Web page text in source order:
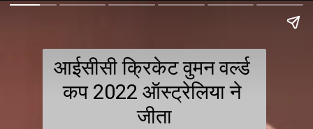
आईसीसी क्रिकेट वुमन वर्ल्ड
कप 2022 ऑस्ट्रेलिया ने
जीता